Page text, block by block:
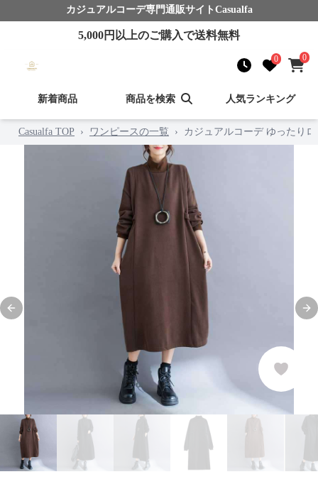
カジュアルコーデ専門通販サイト Casualfa
5,000円以上のご購入で送料無料
0 0
新着商品 商品を検索 人気ランキング
Casualfa TOP › ワンピースの一覧 › カジュアルコーデ ゆったり
Previous slide